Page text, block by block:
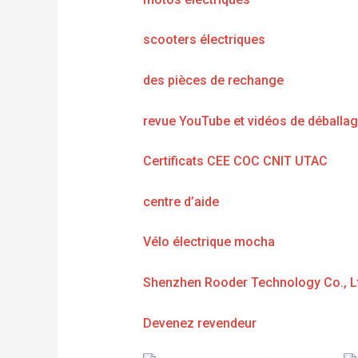
scooters électriques
des pièces de rechange
revue YouTube et vidéos de
Certificats CEE COC CNIT UTAC
centre d’aide
Vélo électrique mocha
Shenzhen Rooder Technology Co.,
Devenez revendeur